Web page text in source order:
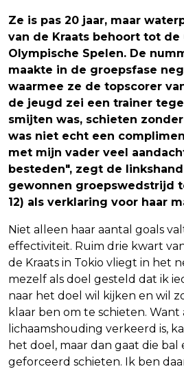
Ze is pas 20 jaar, maar
van de Kraats behoort tot
Olympische Spelen. De
maakte in de groepsfase
waarmee ze de topscorer
de jeugd zei een trainer
smijten was, schieten
was niet echt een
met mijn vader veel
besteden", zegt de
gewonnen groepswedstrijd
12) als verklaring voor haar
Niet alleen haar aantal goals
effectiviteit. Ruim drie kwart
de Kraats in Tokio vliegt in het
mezelf als doel gesteld dat ik
naar het doel wil kijken en wil
klaar ben om te schieten. Want
lichaamshouding verkeerd is,
het doel, maar dan gaat die bal
geforceerd schieten. Ik ben